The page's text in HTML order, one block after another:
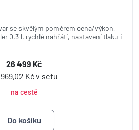
se skvělým poměrem cena/výkon,
0,3 l, rychlé nahřátí, nastavení tlaku i
26 499 Kč
Kč v setu
na cestě